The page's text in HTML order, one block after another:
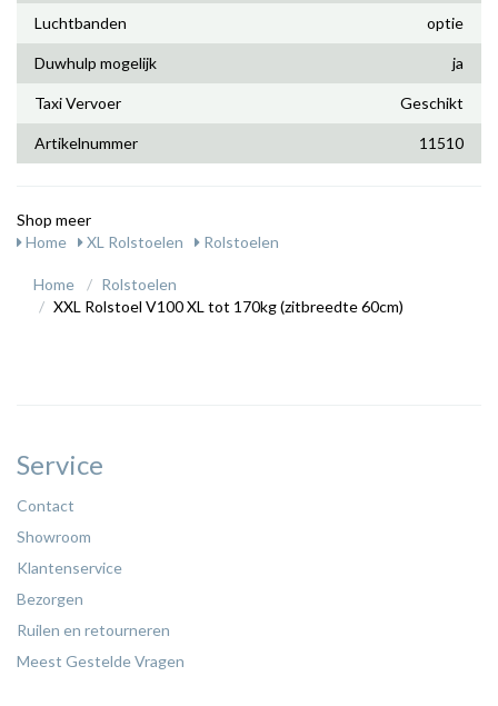
Luchtbanden optie
Duwhulp mogelijk ja
Taxi Vervoer Geschikt
Artikelnummer 11510
Shop meer
Home
XL Rolstoelen Rolstoelen
Home
Rolstoelen
XXL Rolstoel V100 XL tot 170kg (zitbreedte 60cm)
Service
Contact
Showroom
Klantenservice
Bezorgen
Ruilen en retourneren
Meest Gestelde Vragen